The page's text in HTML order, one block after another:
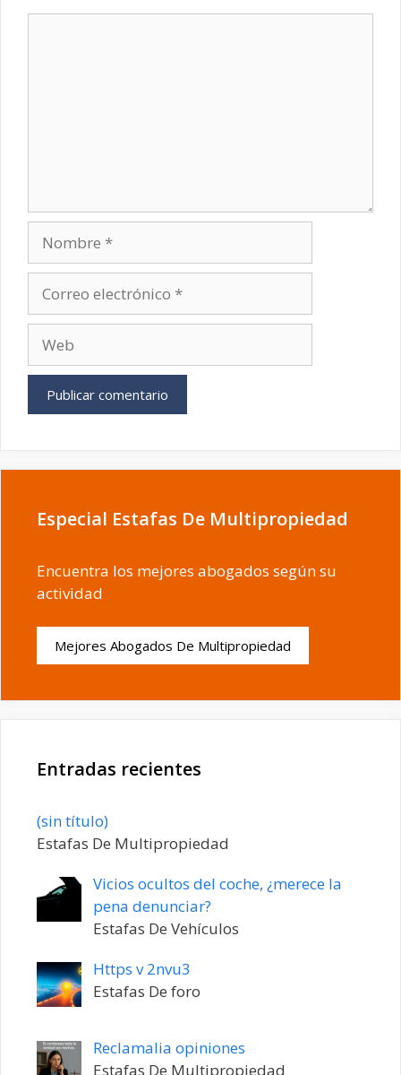
electrónico
Especial Estafas De Multipropiedad
Encuentra los mejores abogados según su
actividad
Mejores Abogados De Multipropiedad
Entradas recientes
(sin título)Entrada
20198
Estafas De Multipropiedad
Vicios ocultos del coche, ¿merece la
pena denunciar?
Estafas De Vehículos
Https v 2nvu3
Estafas De foro
Reclamalia opiniones
Estafas De Multipropiedad